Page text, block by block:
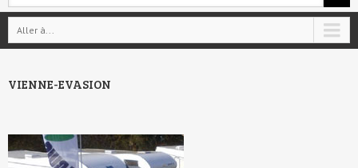
Aller à...
VIENNE-EVASION